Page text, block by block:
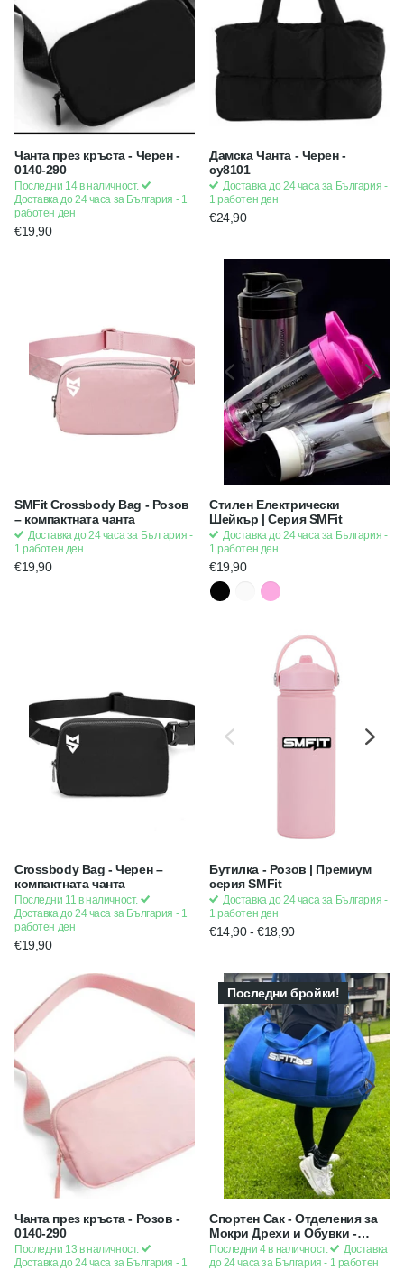
Чанта през кръста - Черен -
0140-290
Последни 14 в наличност.
Доставка до 24 часа за България - 1
работен ден
€19,90
Дамска Чанта - Черен -
cy8101
Доставка до 24 часа за България -
1 работен ден
€24,90
SMFit Crossbody Bag - Розов
– компактната чанта
Доставка до 24 часа за България -
1 работен ден
€19,90
Стилен Електрически
Шейкър | Серия SMFit
Доставка до 24 часа за България -
1 работен ден
€19,90
Crossbody Bag - Черен –
компактната чанта
Последни 11 в наличност.
Доставка до 24 часа за България - 1
работен ден
€19,90
Бутилка - Розов | Премиум
серия SMFit
Доставка до 24 часа за България -
1 работен ден
€14,90- €18,90
Чанта през кръста - Розов -
0140-290
Последни 13 в наличност.
Доставка до 24 часа за България - 1
Последни бройки!
Спортен Сак - Отделения за
Мокри Дрехи и Обувки -
Тъмно син
Последни 4 в наличност.
Доставка
до 24 часа за България - 1 работен